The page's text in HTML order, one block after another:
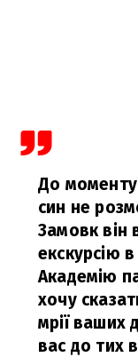
До моменту
син не
Замовк він
екскурсію
Академію
хочу
мрії ваших
вас до тих